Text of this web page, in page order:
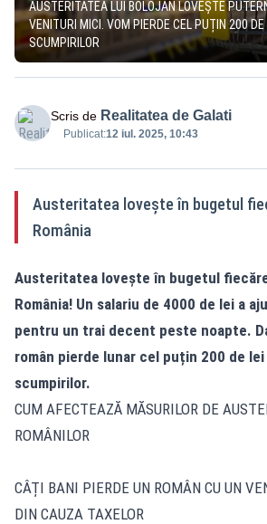
AUSTERITATEA LUI BOLOJAN LOVEȘTE
VENITURI MICI. VOM PIERDE CEL PUȚIN 200
SCUMPIRILOR
Scris de Realitatea de Galati
Publicat:12 iul. 2025, 10:43
Austeritatea lovește în bugetul
România
Austeritatea lovește în bugetul
România! Un salariu de 4000 de lei a
pentru un trai decent peste noapte.
român pierde lunar cel puțin 200 de
scumpirilor.
CUM AFECTEAZĂ MĂSURILOR DE
ROMÂNILOR
CÂȚI BANI PIERDE UN ROMÂN CU UN
DIN CAUZA TAXELOR